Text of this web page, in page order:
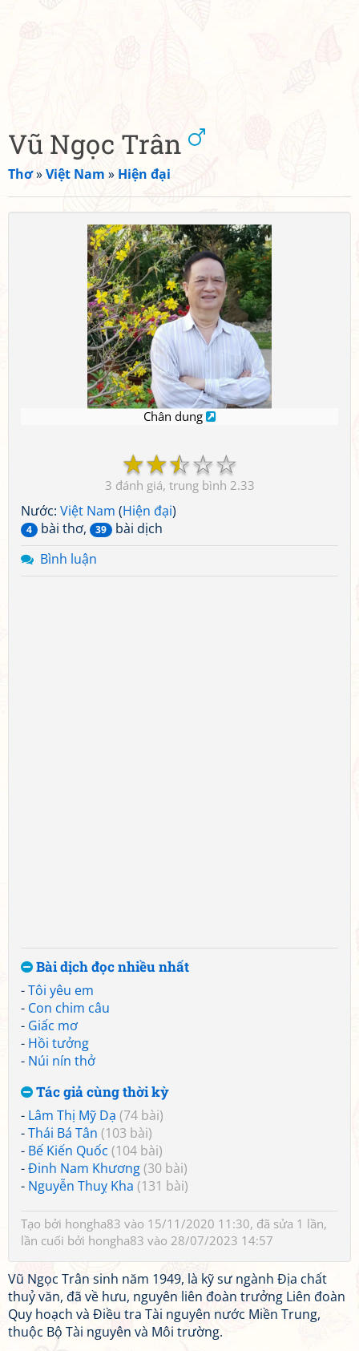
Vũ Ngọc Trân
Thơ»Việt Nam » Hiện đại
Chân dung
☆
☆
☆
☆
☆
3 2.33
Nước: Việt Nam (Hiện đại)
4 bài thơ, 39
bài dịch
Bình luận
Bài dịch đọc nhiều nhất
-Tôi yêu em
- Con chim câu
- Giấc mơ
- Hồi tưởng
- Núi nín thở
Tác giả cùng thời kỳ
- Lâm Thị Mỹ Dạ (74 bài)
-Thái Bá Tân (103 bài)
- Bế Kiến Quốc (104 bài)
-Đinh Nam Khương(30 bài)
- Nguyễn Thuỵ Kha (131 bài)
Tạo bởi hongha83 vào 15/11/2020 11:30, đã sửa 1 lần,
lần cuối bởi hongha83 vào 28/07/2023 14:57
Vũ Ngọc Trân sinh năm 1949, là kỹ sư ngành Địa chất
thuỷ văn, đã về hưu, nguyên liên đoàn trưởng Liên đoàn
Quy hoạch và Điều tra Tài nguyên nước Miền Trung,
thuộc Bộ Tài nguyên và Môi trường.